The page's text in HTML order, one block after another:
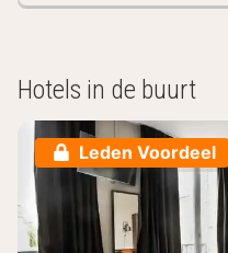
Hotels in de buurt
Leden Voordeel